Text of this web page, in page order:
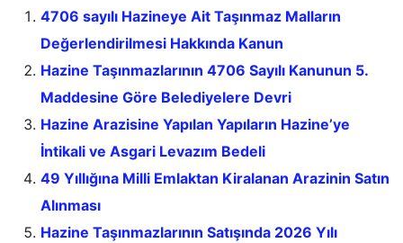
4706 sayılı Hazineye Ait Taşınmaz Malların
Değerlendirilmesi Hakkında Kanun
Hazine Taşınmazlarının 4706 Sayılı Kanunun 5.
Maddesine Göre Belediyelere Devri
Hazine Arazisine Yapılan Yapıların Hazine’ye
İntikali ve Asgari Levazım Bedeli
49 Yıllığına Milli Emlaktan Kiralanan Arazinin Satın
Alınması
Hazine Taşınmazlarının Satışında 2026 Yılı